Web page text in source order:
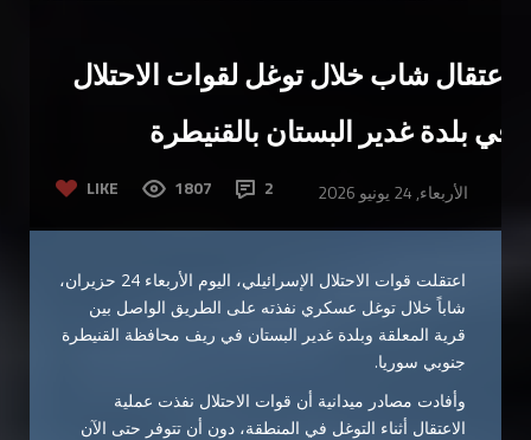
اعتقال شاب خلال توغل لقوات الاحتلال
في بلدة غدير البستان بالقنيطرة
LIKE 1807 2 الأربعاء, 24 يونيو 2026
اعتقلت قوات الاحتلال الإسرائيلي، اليوم الأربعاء 24 حزيران،
شاباً خلال توغل عسكري نفذته على الطريق الواصل بين
قرية المعلقة وبلدة غدير البستان في ريف محافظة القنيطرة
جنوبي سوريا.
وأفادت مصادر ميدانية أن قوات الاحتلال نفذت عملية
الاعتقال أثناء التوغل في المنطقة، دون أن تتوفر حتى الآن